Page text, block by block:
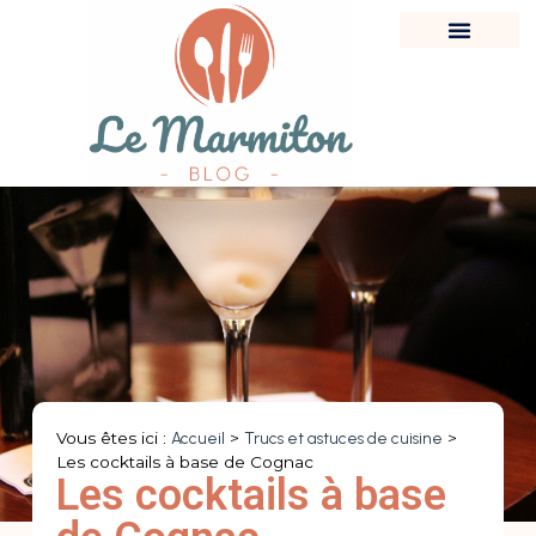
Vous êtes ici : Accueil > Trucs et astuces de cuisine >
Les cocktails à base de Cognac
Les cocktails à base